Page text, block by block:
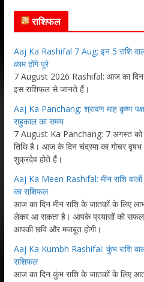
राशिफल
Aaj Ka Rashifal 7 Aug: इन 5 राशि
काम होंगे पूरे
7 August 2026 Rashifal: आज का
इस राशिफल से जानते हैं।
Aaj Ka Panchang: श्रावण माह कृष्ण
राहुकाल का समय
7 August Ka Panchang: 7 अगस्त को
तिथि है। आज के दिन चंद्रमा का गोचर वृषभ
शुक्रदेव होते हैं।
Aaj Ka Meen Rashifal: मीन राशि
का राशिफल
आज का दिन मीन राशि के जातकों के लिए
लेकर आ सकता है। आपके प्रयासों को
आपकी छवि और मजबूत होगी।
Aaj Ka Kumbh Rashifal: कुंभ राशि
राशिफल
आज का दिन कुंभ राशि के जातकों के लिए